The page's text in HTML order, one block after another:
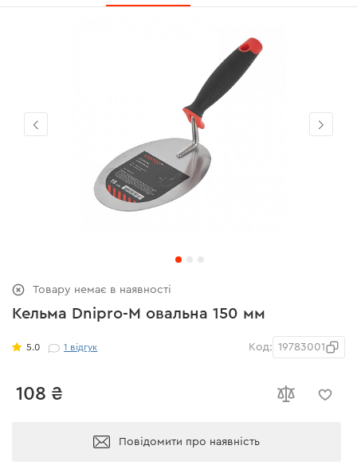
Кельма Dnipro-M овальна 150 мм
5.0 1 відгук Код: 19783001
108 ₴
Повідомити про наявність
Товару немає в наявності